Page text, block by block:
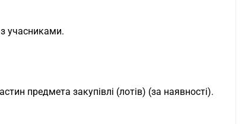
учасниками.
предмета закупівлі (лотів) (за наявності).